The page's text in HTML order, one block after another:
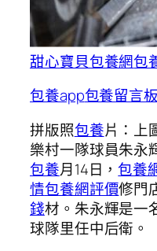
甜心寶貝包養網包
包養app包養留言板
拼版照包養片：上
樂村一隊球員朱永
包養月14日，包養
情包養網評價修門
錢材。朱永輝是一
球隊里任中后衛。